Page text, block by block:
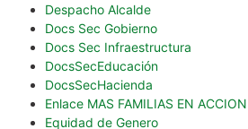
Despacho Alcalde
Docs Sec Gobierno
Docs Sec Infraestructura
DocsSecEducación
DocsSecHacienda
Enlace MAS FAMILIAS EN ACCION
Equidad de Genero